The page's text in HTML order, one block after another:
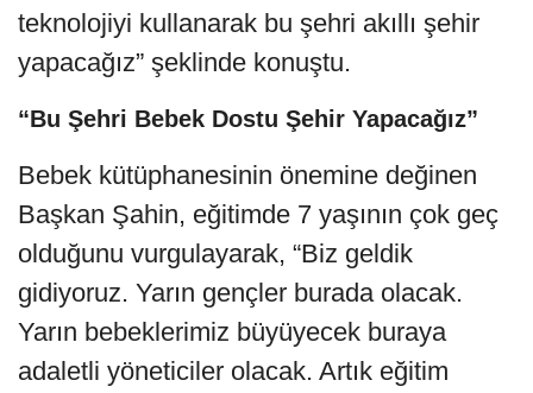
teknolojiyi kullanarak bu şehri akıllı şehir
yapacağız” şeklinde konuştu.
“Bu Şehri Bebek Dostu Şehir Yapacağız”
Bebek kütüphanesinin önemine değinen
Başkan Şahin, eğitimde 7 yaşının çok geç
olduğunu vurgulayarak, “Biz geldik
gidiyoruz. Yarın gençler burada olacak.
Yarın bebeklerimiz büyüyecek buraya
adaletli yöneticiler olacak. Artık eğitim